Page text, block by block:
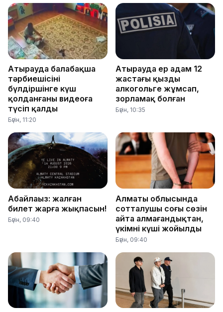
Атырауда балабақша
тәрбиешісінің
бүлдіршінге күш
қолданғаны видеоға
түсіп қалды
Бүгін, 11:20
Атырауда ер адам 12
жастағы қызды
алкогольге жұмсап,
зорламақ болған
Бүгін, 10:35
Абайлаңыз: жалған
билет жарға жықпасын!
Бүгін, 09:40
Алматы облысында
сотталушы соңғы сөзін
айта алмағандықтан,
үкімнің күші жойылды
Бүгін, 09:40